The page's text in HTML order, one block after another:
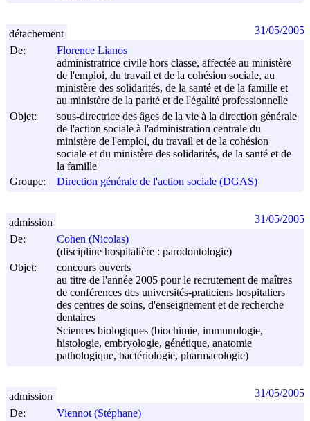
De:
Florence Lianos
administratrice civile hors classe, affectée au ministère
de l'emploi, du travail et de la cohésion sociale, au
ministère des solidarités, de la santé et de la famille et
au ministère de la parité et de l'égalité professionnelle
Objet:
sous-directrice des âges de la vie à la direction générale
de l'action sociale à l'administration centrale du
ministère de l'emploi, du travail et de la cohésion
sociale et du ministère des solidarités, de la santé et de
la famille
Groupe:
Direction générale de l'action sociale (DGAS)
détachement 31/05/2005
De:
Cohen (Nicolas)
(discipline hospitalière : parodontologie)
Objet:
concours ouverts
au titre de l'année 2005 pour le recrutement de maîtres
de conférences des universités-praticiens hospitaliers
des centres de soins, d'enseignement et de recherche
dentaires
Sciences biologiques (biochimie, immunologie,
histologie, embryologie, génétique, anatomie
pathologique, bactériologie, pharmacologie)
admission 31/05/2005
De:
Viennot (Stéphane)
admission 31/05/2005